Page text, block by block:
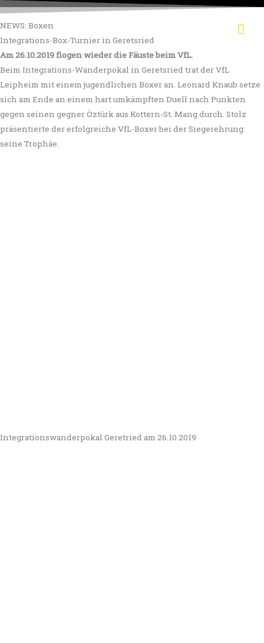
Zum
Inhalt
springen
NEWS: Boxen
Integrations-Box-Turnier in Geretsried
Am 26.10.2019 flogen wieder die Fäuste beim VfL.
Beim Integrations-Wanderpokal in Geretsried trat der VfL
Leipheim mit einem jugendlichen Boxer an. Leonard Knaub setze
sich am Ende an einem hart umkämpften Duell nach Punkten
gegen seinen gegner Öztürk aus Kottern-St. Mang durch. Stolz
präsentierte der erfolgreiche VfL-Boxer bei der Siegerehrung
seine Trophäe.
Integrationswanderpokal Geretried am 26.10.2019